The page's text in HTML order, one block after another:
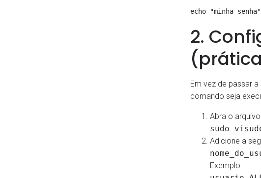
2.
Em vez de passar
comando seja
Abra o
sudo
Adicione a
Exemplo: